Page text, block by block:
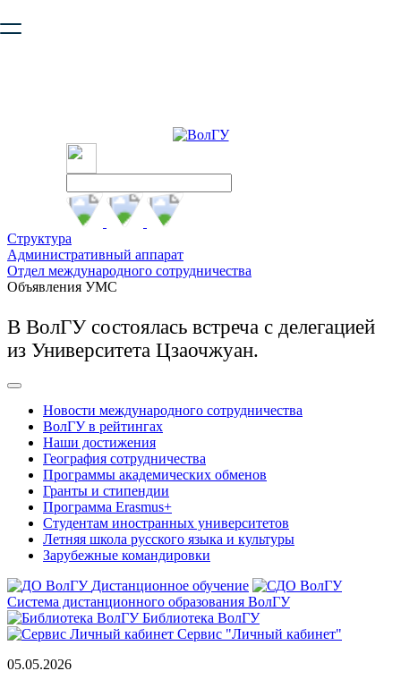
безопасную работу с сайтом. Пожалуйста
Структура
Административный аппарат
Отдел международного сотрудничества
Объявления УМС
В ВолГУ состоялась встреча с делегацией
из Университета Цзаочжуан.
Новости международного сотрудничества
ВолГУ в рейтингах
Наши достижения
География сотрудничества
Программы академических обменов
Гранты и стипендии
Программа Erasmus+
Студентам иностранных университетов
Летняя школа русского языка и культуры
Зарубежные командировки
Дистанционное обучение
Система дистанционного образования ВолГУ
Библиотека ВолГУ
Сервис "Личный кабинет"
05.05.2026